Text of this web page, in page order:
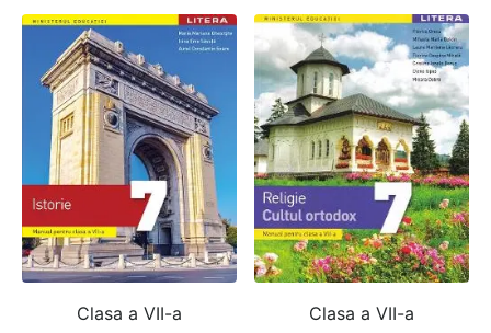
Clasa a VII-a
Clasa a VII-a